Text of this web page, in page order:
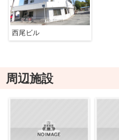
西尾ビル
周辺施設